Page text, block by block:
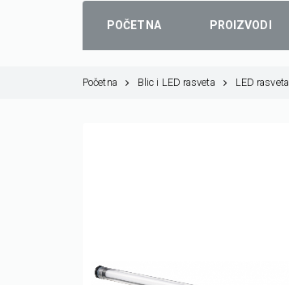
POČETNA PROIZVODI
Početna Blic i LED rasveta LED rasveta